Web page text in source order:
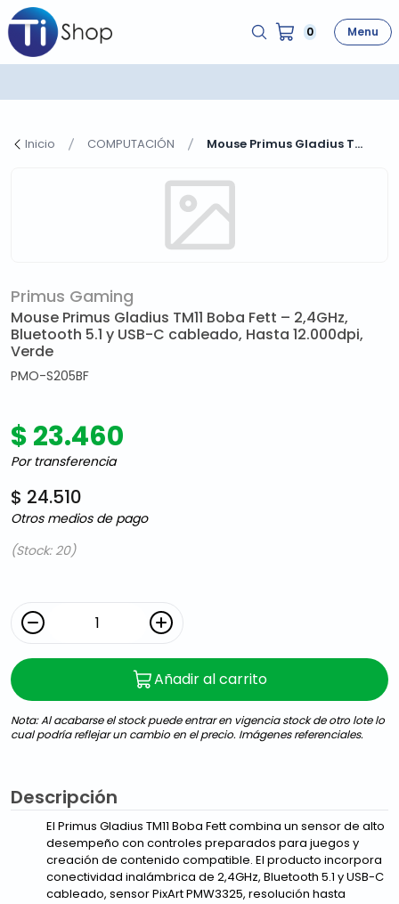
0 Menu
Inicio COMPUTACIÓN Mouse Primus Gladius T...
Primus Gaming
Mouse Primus Gladius TM11 Boba Fett – 2,4GHz,
Bluetooth 5.1 y USB-C cableado, Hasta 12.000dpi,
Verde
PMO-S205BF
$ 23.460
Por transferencia
$ 24.510
Otros medios de pago
(Stock: 20)
Añadir al carrito
Nota: Al acabarse el stock puede entrar en vigencia stock de otro lote lo
cual podría reflejar un cambio en el precio. Imágenes referenciales.
Descripción
El Primus Gladius TM11 Boba Fett combina un sensor de alto
desempeño con controles preparados para juegos y
creación de contenido compatible. El producto incorpora
conectividad inalámbrica de 2,4GHz, Bluetooth 5.1 y USB-C
cableado, sensor PixArt PMW3325, resolución hasta